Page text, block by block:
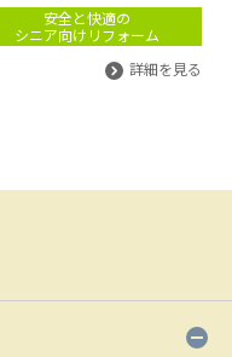
安全と快適の
シニア向けリフォーム
詳細を見る